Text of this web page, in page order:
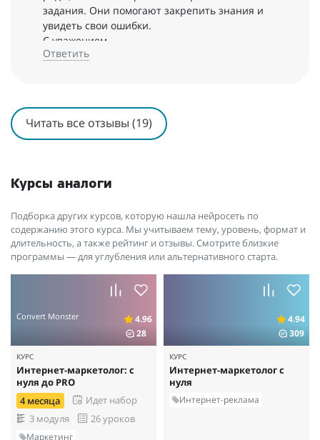
задания. Они помогают закрепить знания и
увидеть свои ошибки.
С уважением,
Компьютерная Академия ТОП
Ответить
Читать все отзывы (19)
Курсы аналоги
Подборка других курсов, которую нашла нейросеть по
содержанию этого курса. Мы учитываем тему, уровень, формат и
длительность, а также рейтинг и отзывы. Смотрите близкие
программы — для углубления или альтернативного старта.
Convert Monster
4.96
28
КУРС
Интернет-маркетолог: с
нуля до PRO
4 месяца
Идет набор
3 модуля
26 уроков
Маркетинг
4.94
309
КУРС
Интернет-маркетолог с
нуля
Интернет-реклама